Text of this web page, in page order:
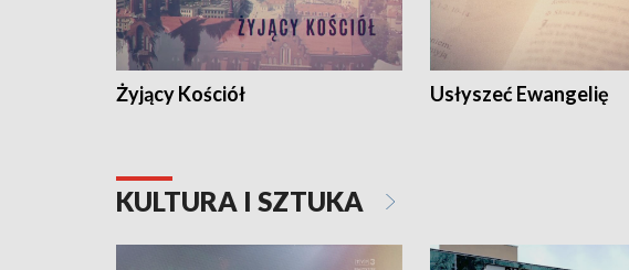
Żyjący Kościół Usłyszeć Ewangelię
KULTURA I SZTUKA